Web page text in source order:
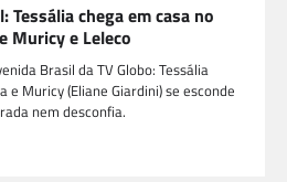
Tessália chega em casa no
Muricy e Leleco
Brasil da TV Globo: Tessália
e Muricy (Eliane Giardini) se esconde
nem desconfia.